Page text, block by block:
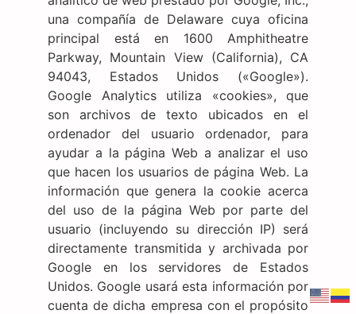
una compañía de Delaware cuya oficina
principal está en 1600 Amphitheatre
Parkway, Mountain View (California), CA
94043, Estados Unidos («Google»).
Google Analytics utiliza «cookies», que
son archivos de texto ubicados en el
ordenador del usuario ordenador, para
ayudar a la página Web a analizar el uso
que hacen los usuarios de página Web. La
información que genera la cookie acerca
del uso de la página Web por parte del
usuario (incluyendo su dirección IP) será
directamente transmitida y archivada por
Google en los servidores de Estados
Unidos. Google usará esta información por
cuenta de dicha empresa con el propósito